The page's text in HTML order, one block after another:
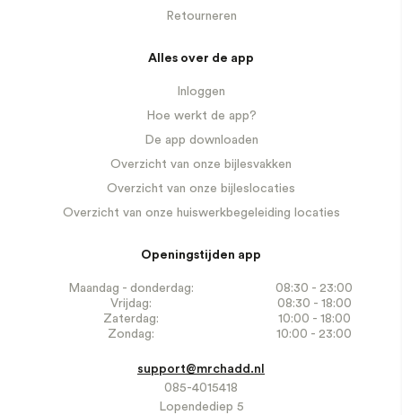
Retourneren
Alles over de app
Inloggen
Hoe werkt de app?
De app downloaden
Overzicht van onze bijlesvakken
Overzicht van onze bijleslocaties
Overzicht van onze huiswerkbegeleiding locaties
Openingstijden app
Maandag - donderdag:
08:30 - 23:00
Vrijdag:
08:30 - 18:00
Zaterdag:
10:00 - 18:00
Zondag:
10:00 - 23:00
support@mrchadd.nl
085-4015418
Lopendediep 5